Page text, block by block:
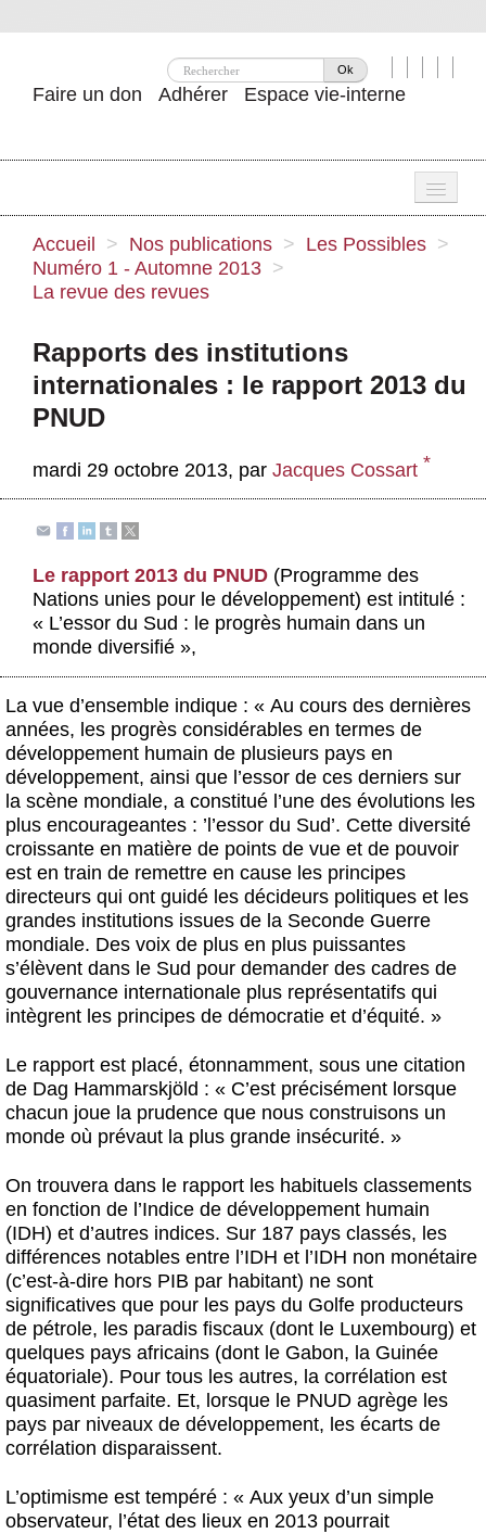
Ok
Faire un don Adhérer Espace vie-interne
Attac ?
Se mobiliser
Publications
Actus et médias
Boutique
Accueil > Nos publications > Les Possibles >
Numéro 1 - Automne 2013 >
La revue des revues
Rapports des institutions
internationales : le rapport 2013 du
PNUD
mardi 29 octobre 2013, par Jacques Cossart *
Le rapport 2013 du PNUD (Programme des
Nations unies pour le développement) est intitulé :
« L’essor du Sud : le progrès humain dans un
monde diversifié »,
La vue d’ensemble indique : « Au cours des dernières
années, les progrès considérables en termes de
développement humain de plusieurs pays en
développement, ainsi que l’essor de ces derniers sur
la scène mondiale, a constitué l’une des évolutions les
plus encourageantes : ’l’essor du Sud’. Cette diversité
croissante en matière de points de vue et de pouvoir
est en train de remettre en cause les principes
directeurs qui ont guidé les décideurs politiques et les
grandes institutions issues de la Seconde Guerre
mondiale. Des voix de plus en plus puissantes
s’élèvent dans le Sud pour demander des cadres de
gouvernance internationale plus représentatifs qui
intègrent les principes de démocratie et d’équité. »
Le rapport est placé, étonnamment, sous une citation
de Dag Hammarskjöld : « C’est précisément lorsque
chacun joue la prudence que nous construisons un
monde où prévaut la plus grande insécurité. »
On trouvera dans le rapport les habituels classements
en fonction de l’Indice de développement humain
(IDH) et d’autres indices. Sur 187 pays classés, les
différences notables entre l’IDH et l’IDH non monétaire
(c’est-à-dire hors PIB par habitant) ne sont
significatives que pour les pays du Golfe producteurs
de pétrole, les paradis fiscaux (dont le Luxembourg) et
quelques pays africains (dont le Gabon, la Guinée
équatoriale). Pour tous les autres, la corrélation est
quasiment parfaite. Et, lorsque le PNUD agrège les
pays par niveaux de développement, les écarts de
corrélation disparaissent.
L’optimisme est tempéré : « Aux yeux d’un simple
observateur, l’état des lieux en 2013 pourrait